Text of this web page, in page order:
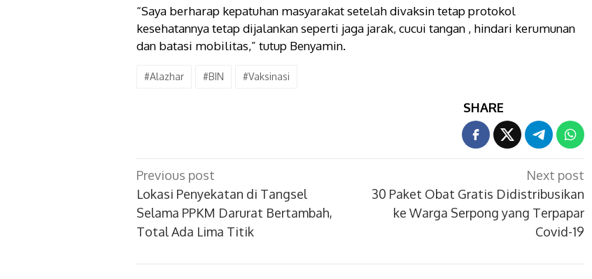
“Saya berharap kepatuhan masyarakat setelah divaksin tetap protokol
kesehatannya tetap dijalankan seperti jaga jarak, cucui tangan , hindari kerumunan
dan batasi mobilitas,” tutup Benyamin.
#Alazhar #BIN #Vaksinasi
SHARE
Post
navigation
Previous post
Lokasi Penyekatan di Tangsel
Selama PPKM Darurat Bertambah,
Total Ada Lima Titik
Next post
30 Paket Obat Gratis Didistribusikan
ke Warga Serpong yang Terpapar
Covid-19